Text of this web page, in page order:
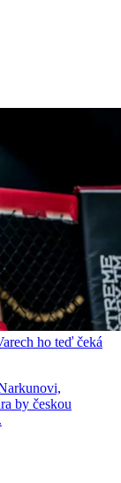
ho teď čeká
by českou